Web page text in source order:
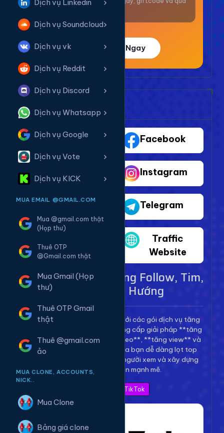
Dịch vụ Linkedin
Dịch vụ Soundcloud
Dịch vụ vk
Dịch vụ Reddit
Dịch vụ Discord
Dịch vụ Whatsapp
Dịch vụ Google
Dịch vụ Vote
Dịch vụ KICK
MUA EMAIL @GMAIL.COM
Mua @gmail.com thật
(Họp thư)
Thuê OTP
@Gmail.com thật
Mua Gmail (Họp
thư)
Thuê OTP Gmail
thật
Thuê @gmail.com
ảo
MUA CLONE, ACCOUNTS,
NICK..
Mua Clone
Bảng giá clone
Trải Nghiệm Ngay
TikTok Facebook
Instagram
Shopee Telegram
Traffic
Website
Dịch Vụ TikTok - Tăng Follow, Tim,
View Lên Xu Hướng
Bùng nổ kênh TikTok của bạn với các gói dịch vụ tăng
trưởng toàn diện. Chúng tôi cung cấp giải pháp **tăng
follow TikTok**, **tăng tim video**, **tăng view** và
**bình luận** để giúp video của bạn dễ dàng lọt top
thịnh hành, thu hút hàng triệu người xem và xây dựng
thương hiệu cá nhân mạnh mẽ.
Xem Bảng Giá TikTok